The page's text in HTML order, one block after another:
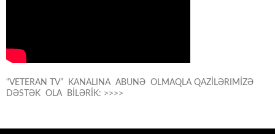
“VETERAN TV” KANALINA ABUNƏ OLMAQLA QAZİLƏRIMİZƏ
DƏSTƏK OLA BİLƏRİK: >>>>